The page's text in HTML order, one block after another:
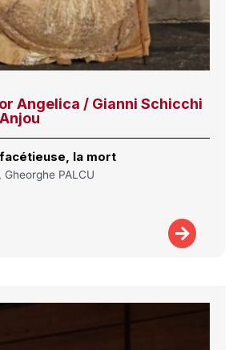
Angelica / Gianni Schicchi
la mort
Gheorghe PALCU